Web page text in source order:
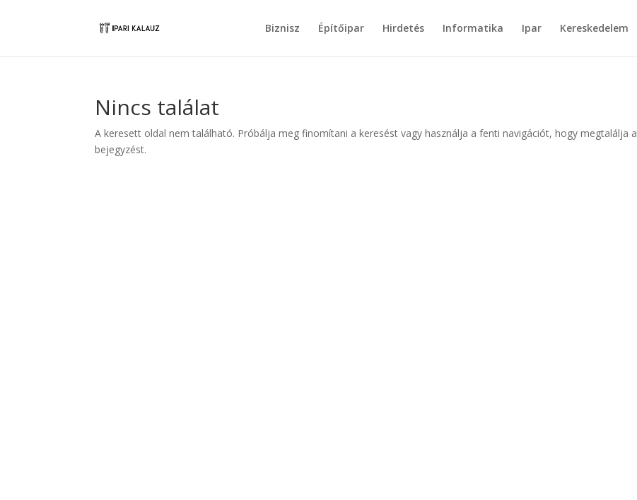
Biznisz Építőipar Hirdetés Informatika Ipar Kereskedelem
Nincs találat
A keresett oldal nem található. Próbálja meg finomítani a keresést vagy használja a fenti navigációt, hogy megtalálja a
bejegyzést.